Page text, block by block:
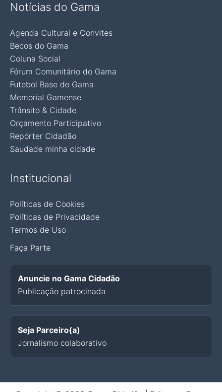
Notícias do Gama
Agenda Cultural e Convites
Becos do Gama
Coluna Social
Fórum Comunitário do Gama
Futebol Base do Gama
Memorial Gamense
Trânsito & Cidade
Orçamento Participativo
Repórter Cidadão
Saudade minha cidade
Institucional
Políticas de Cookies
Políticas de Privacidade
Termos de Uso
Faça Parte
Anuncie no Gama Cidadão
Publicação patrocinada
Seja Parceiro(a)
Jornalismo colaborativo